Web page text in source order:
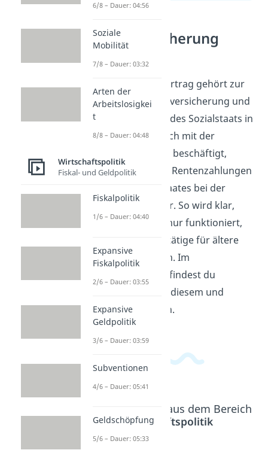
Rentenversicherung
verstehen
Der Generationenvertrag gehört zur
gesetzlichen Rentenversicherung und
ist ein wichtiger Teil des Sozialstaats in
Deutschland. Wer sich mit der
Rentenversicherung beschäftigt,
schaut auf Beiträge, Rentenzahlungen
und die Rolle des Staates bei der
Absicherung im Alter. So wird klar,
warum das System nur funktioniert,
wenn genug Berufstätige für ältere
Menschen mitzahlen. Im
findest du
passende Videos zu diesem und
verwandten Themen.
Beliebte Inhalte aus dem Bereich
Wirtschaftspolitik
6/8 – Dauer: 04:56
Soziale
Mobilität
7/8 – Dauer: 03:32
Arten der
Arbeitslosigkei
t
8/8 – Dauer: 04:48
Wirtschaftspolitik
Fiskal- und Geldpolitik
Fiskalpolitik
1/6 – Dauer: 04:40
Expansive
Fiskalpolitik
2/6 – Dauer: 03:55
Expansive
Geldpolitik
3/6 – Dauer: 03:59
Subventionen
4/6 – Dauer: 05:41
Geldschöpfung
5/6 – Dauer: 05:33